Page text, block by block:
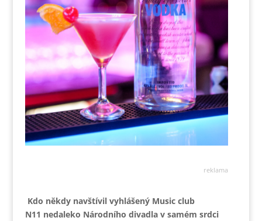
reklama
Kdo někdy navštívil vyhlášený Music club
N11 nedaleko Národního divadla v samém srdci